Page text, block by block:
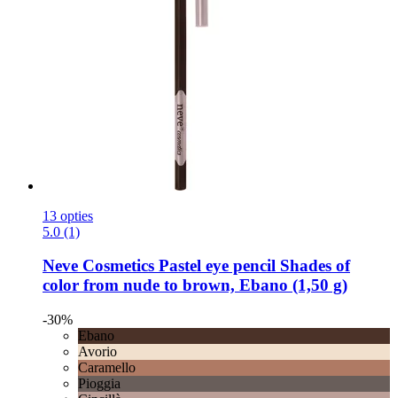
13 opties
5.0 (1)
Neve Cosmetics Pastel eye pencil Shades of
color from nude to brown, Ebano (1,50 g)
-30%
Ebano
Avorio
Caramello
Pioggia